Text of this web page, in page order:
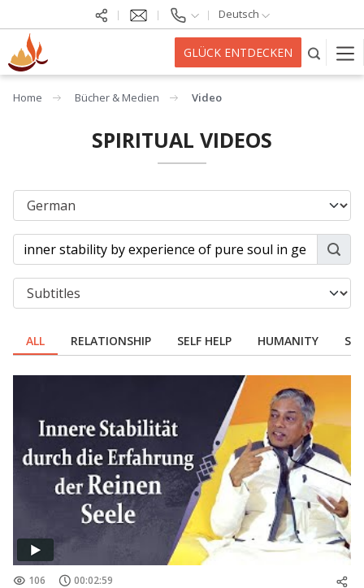
Deutsch
GLÜCK ENTDECKEN
Home Bücher & Medien Video
SPIRITUAL VIDEOS
ALL RELATIONSHIP SELF HELP HUMANITY
106 00:02:59